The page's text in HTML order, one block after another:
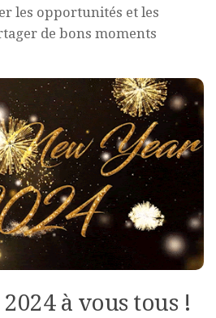
les opportunités et les
de bons moments
à vous tous !